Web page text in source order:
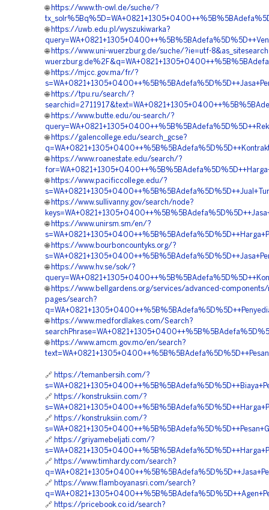
🌐 https://www.th-owl.de/suche/?
🌐 https://uwb.edu.pl/wyszukiwarka?
🌐 https://www.uni-wuerzburg.de/suche/?ie=utf-
🌐 https://mjcc.gov.ma/fr/?
🌐 https://tpu.ru/search/?
🌐 https://www.butte.edu/ou-search/?
🌐 https://galencollege.edu/search_gcse?
🌐 https://www.roanestate.edu/search/?
🌐 https://www.pacificcollege.edu/?
🌐 https://www.sullivanny.gov/search/node?
🌐 https://www.unirsm.sm/en/?
🌐 https://www.bourboncountyks.org/?
🌐 https://www.hv.se/sok/?
🌐 https://www.bellgardens.org/services/advanced-components/
pages/search?
🌐 https://www.medfordlakes.com/Search?
🌐 https://www.amcm.gov.mo/en/search?
🔗 https://temanbersih.com/?
🔗 https://konstruksiin.com/?
🔗 https://konstruksiin.com/?
🔗 https://griyamebeljati.com/?
🔗 https://www.timhardy.com/search?
🔗 https://www.flamboyanasri.com/search?
🔗 https://pricebook.co.id/search?